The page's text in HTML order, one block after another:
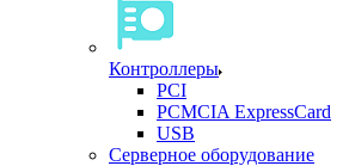
Контроллеры
PCI
PCMCIA ExpressCard
USB
Cерверное оборудование